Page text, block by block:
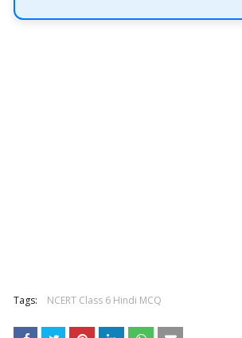
Tags: NCERT Class 6 Hindi MCQ